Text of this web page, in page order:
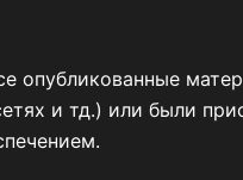
опубликованные
и тд.) или были